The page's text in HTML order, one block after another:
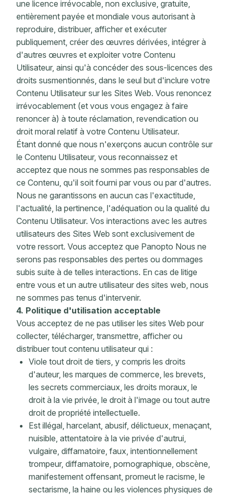
une licence irrévocable, non exclusive, gratuite,
entièrement payée et mondiale vous autorisant à
reproduire, distribuer, afficher et exécuter
publiquement, créer des œuvres dérivées, intégrer à
d'autres œuvres et exploiter votre Contenu
Utilisateur, ainsi qu'à concéder des sous-licences des
droits susmentionnés, dans le seul but d'inclure votre
Contenu Utilisateur sur les Sites Web. Vous renoncez
irrévocablement (et vous vous engagez à faire
renoncer à) à toute réclamation, revendication ou
droit moral relatif à votre Contenu Utilisateur.
Étant donné que nous n'exerçons aucun contrôle sur
le Contenu Utilisateur, vous reconnaissez et
acceptez que nous ne sommes pas responsables de
ce Contenu, qu'il soit fourni par vous ou par d'autres.
Nous ne garantissons en aucun cas l'exactitude,
l'actualité, la pertinence, l'adéquation ou la qualité du
Contenu Utilisateur. Vos interactions avec les autres
utilisateurs des Sites Web sont exclusivement de
votre ressort. Vous acceptez que Panopto Nous ne
serons pas responsables des pertes ou dommages
subis suite à de telles interactions. En cas de litige
entre vous et un autre utilisateur des sites web, nous
ne sommes pas tenus d'intervenir.
4. Politique d'utilisation acceptable
Vous acceptez de ne pas utiliser les sites Web pour
collecter, télécharger, transmettre, afficher ou
distribuer tout contenu utilisateur qui :
Viole tout droit de tiers, y compris les droits
d'auteur, les marques de commerce, les brevets,
les secrets commerciaux, les droits moraux, le
droit à la vie privée, le droit à l'image ou tout autre
droit de propriété intellectuelle.
Est illégal, harcelant, abusif, délictueux, menaçant,
nuisible, attentatoire à la vie privée d'autrui,
vulgaire, diffamatoire, faux, intentionnellement
trompeur, diffamatoire, pornographique, obscène,
manifestement offensant, promeut le racisme, le
sectarisme, la haine ou les violences physiques de